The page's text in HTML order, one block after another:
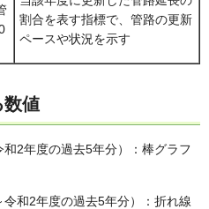
割合を表す指標で、管路の更新
ペースや状況を示す
数値
和2年度の過去5年分）：棒グラフ
令和2年度の過去5年分）：折れ線